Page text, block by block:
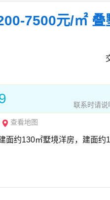
7500元/㎡ 叠
联系时请说
查看地图
面约130㎡墅境洋房，建面约